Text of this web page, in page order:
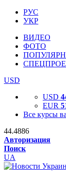
РУС
УКР
ВИДЕО
ФОТО
USD
USD
EUR
Все курсы
44.4886
Авторизация
Поиск
UA